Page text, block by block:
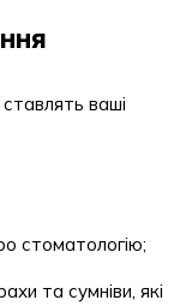
ваші
стоматологію;
та сумніви, які